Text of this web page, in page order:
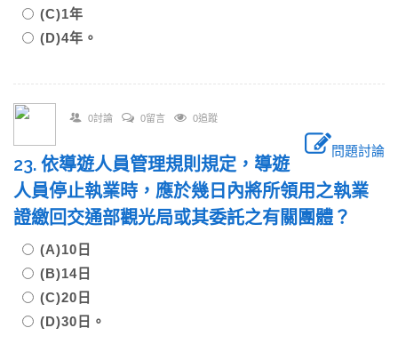
(C)1年
(D)4年。
0討論 0留言 0追蹤
問題討論
23. 依導遊人員管理規則規定，導遊
人員停止執業時，應於幾日內將所領用之執業
證繳回交通部觀光局或其委託之有關團體？
(A)10日
(B)14日
(C)20日
(D)30日。